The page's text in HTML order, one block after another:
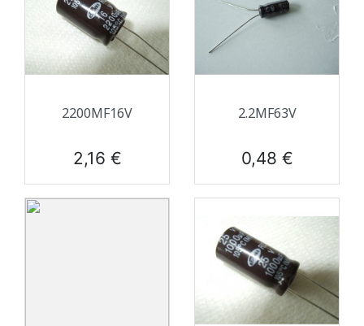
2200ΜF16V
Prix
2,16 €
2.2ΜF63V
Prix
0,48 €